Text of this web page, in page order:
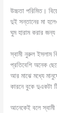
উচ্চতা পরিমিত।
দুই সন্তানের মা
ঘুম হারাম করার জন্য
স্বামী নুরুল ইসলাম
প্রতিবেশি অনেক
আর মাঝে মধ্যে
কারনে বুকে দুএকটা
আনেকেই বলে স্বামী